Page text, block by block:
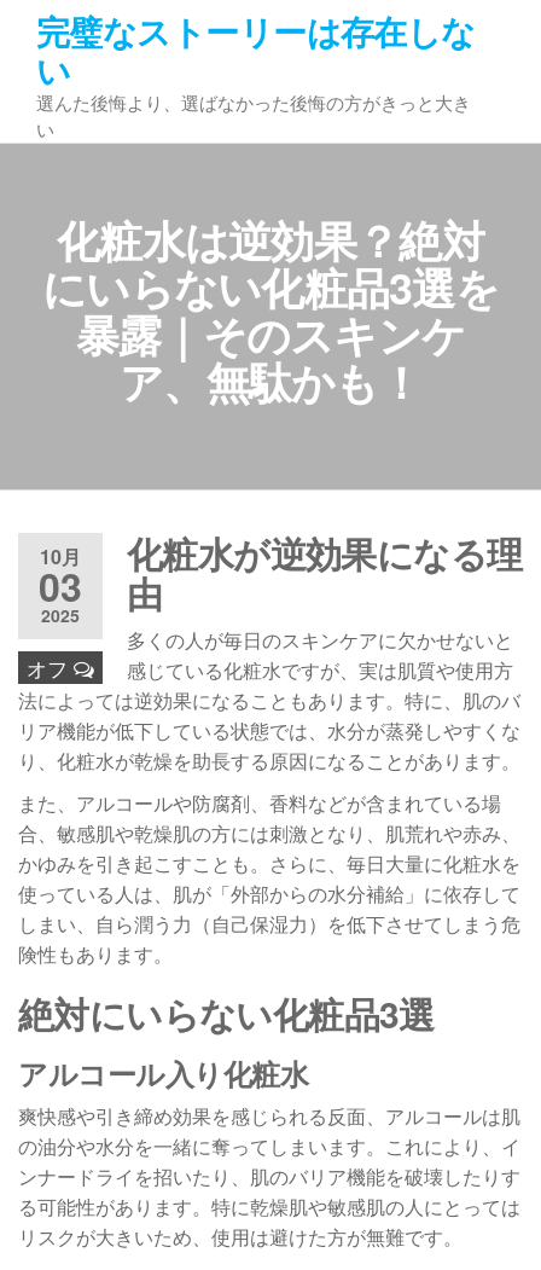
完璧なストーリーは存在しな
い
選んた後悔より、選ばなかった後悔の方がきっと大き
い
化粧水は逆効果？絶対
にいらない化粧品3選を
暴露｜そのスキンケ
ア、無駄かも！
10月
03
2025
オフ
化粧水が逆効果になる理
由
多くの人が毎日のスキンケアに欠かせないと
感じている化粧水ですが、実は肌質や使用方
法によっては逆効果になることもあります。特に、肌のバ
リア機能が低下している状態では、水分が蒸発しやすくな
り、化粧水が乾燥を助長する原因になることがあります。
また、アルコールや防腐剤、香料などが含まれている場
合、敏感肌や乾燥肌の方には刺激となり、肌荒れや赤み、
かゆみを引き起こすことも。さらに、毎日大量に化粧水を
使っている人は、肌が「外部からの水分補給」に依存して
しまい、自ら潤う力（自己保湿力）を低下させてしまう危
険性もあります。
絶対にいらない化粧品3選
アルコール入り化粧水
爽快感や引き締め効果を感じられる反面、アルコールは肌
の油分や水分を一緒に奪ってしまいます。これにより、イ
ンナードライを招いたり、肌のバリア機能を破壊したりす
る可能性があります。特に乾燥肌や敏感肌の人にとっては
リスクが大きいため、使用は避けた方が無難です。